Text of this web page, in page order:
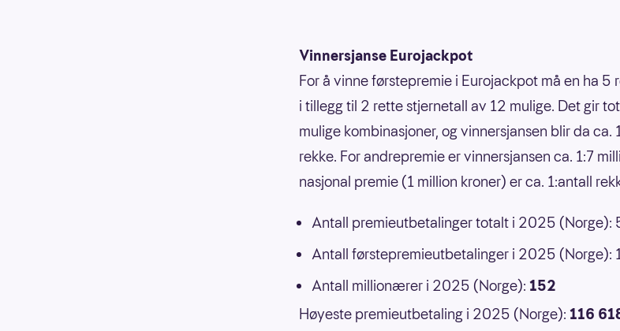
Vinnersjanse Eurojackpot
For å vinne førstepremie i Eurojackpot må en ha 5
i tillegg til 2 rette stjernetall av 12 mulige. Det gir
mulige kombinasjoner, og vinnersjansen blir da ca.
rekke. For andrepremie er vinnersjansen ca. 1:7
nasjonal premie (1 million kroner) er ca. 1:antall
Antall premieutbetalinger totalt i 2025 (Norge):
Antall førstepremieutbetalinger i 2025 (Norge):
Antall millionærer i 2025 (Norge): 152
Høyeste premieutbetaling i 2025 (Norge): 116